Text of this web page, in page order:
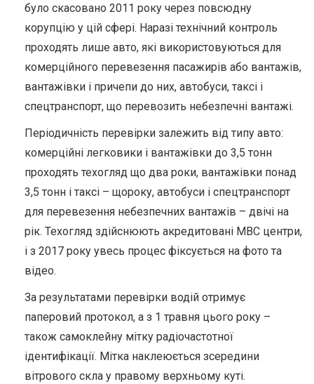
було скасовано 2011 року через повсюдну
корупцію у цій сфері. Наразі технічний контроль
проходять лише авто, які використовуються для
комерційного перевезення пасажирів або вантажів,
вантажівки і причепи до них, автобуси, таксі і
спецтранспорт, що перевозить небезпечні вантажі.
Періодичність перевірки залежить від типу авто:
комерційні легковики і вантажівки до 3,5 тонн
проходять техогляд що два роки, вантажівки понад
3,5 тонн і таксі – щороку, автобуси і спецтранспорт
для перевезення небезпечних вантажів – двічі на
рік. Техогляд здійснюють акредитовані МВС центри,
і з 2017 року увесь процес фіксується на фото та
відео.
За результатами перевірки водій отримує
паперовий протокол, а з 1 травня цього року –
також самоклейну мітку радіочастотної
ідентифікації. Мітка наклеюється зсередини
вітрового скла у правому верхньому куті.